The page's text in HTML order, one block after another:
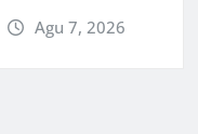
Agu 7, 2026